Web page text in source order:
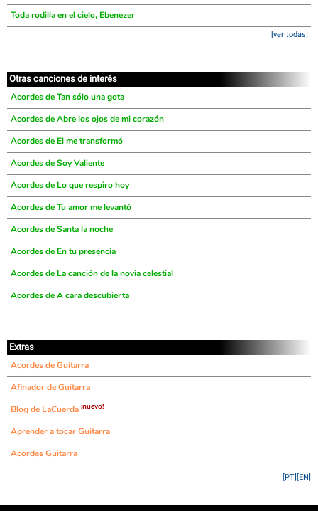
Toda rodilla en el cielo, Ebenezer
[ver todas]
Otras canciones de interés
Acordes de Tan sólo una gota
Acordes de Abre los ojos de mi corazón
Acordes de El me transformó
Acordes de Soy Valiente
Acordes de Lo que respiro hoy
Acordes de Tu amor me levantó
Acordes de Santa la noche
Acordes de En tu presencia
Acordes de La canción de la novia celestial
Acordes de A cara descubierta
Extras
Acordes de Guitarra
Afinador de Guitarra
Blog de LaCuerda ¡nuevo!
Aprender a tocar Guitarra
Acordes Guitarra
[EN]
[PT]